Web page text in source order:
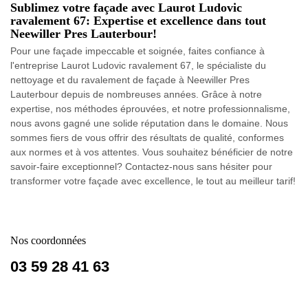
Sublimez votre façade avec Laurot Ludovic
ravalement 67: Expertise et excellence dans tout
Neewiller Pres Lauterbour!
Pour une façade impeccable et soignée, faites confiance à
l'entreprise Laurot Ludovic ravalement 67, le spécialiste du
nettoyage et du ravalement de façade à Neewiller Pres
Lauterbour depuis de nombreuses années. Grâce à notre
expertise, nos méthodes éprouvées, et notre professionnalisme,
nous avons gagné une solide réputation dans le domaine. Nous
sommes fiers de vous offrir des résultats de qualité, conformes
aux normes et à vos attentes. Vous souhaitez bénéficier de notre
savoir-faire exceptionnel? Contactez-nous sans hésiter pour
transformer votre façade avec excellence, le tout au meilleur tarif!
Nos coordonnées
03 59 28 41 63